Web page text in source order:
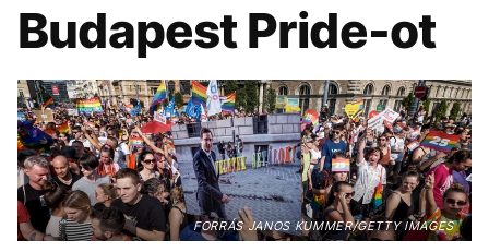
UTAZÁS
ÉLETMÓD DESIGN
BESZÉLGETÉSEK ARCOK
VIDEÓ TÖRTÉNETEK
GASZTRO
Budapest Pride-ot
FORRÁS JANOS KUMMER/GETTY IMAGES